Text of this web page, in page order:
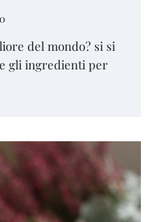
del mondo? si si
gli ingredienti per